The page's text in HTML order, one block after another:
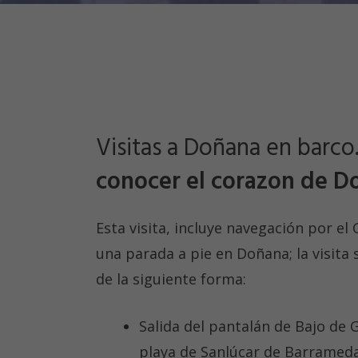
Visitas a Doñana en barco.
conocer el corazon de
Esta visita, incluye navegación por el
una parada a pie en Doñana; la visita
de la siguiente forma:
Salida del pantalán de Bajo de
playa de Sanlúcar de